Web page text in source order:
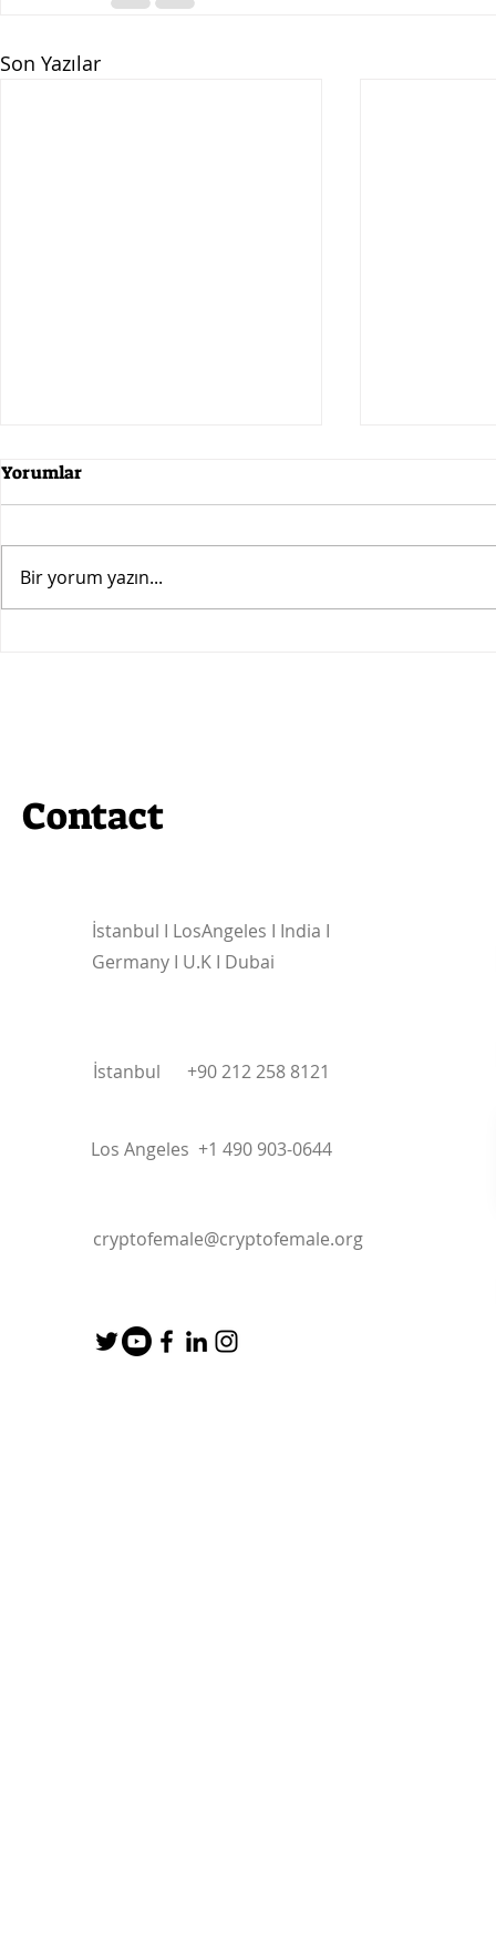
Son Yazılar
Yorumlar
Bir yorum yazın...
Contact
İstanbul I LosAngeles I India I
Germany I U.K I Dubai
İstanbul +90 212 258 8121
Los Angeles +1 490 903-0644
cryptofemale@cryptofemale.org